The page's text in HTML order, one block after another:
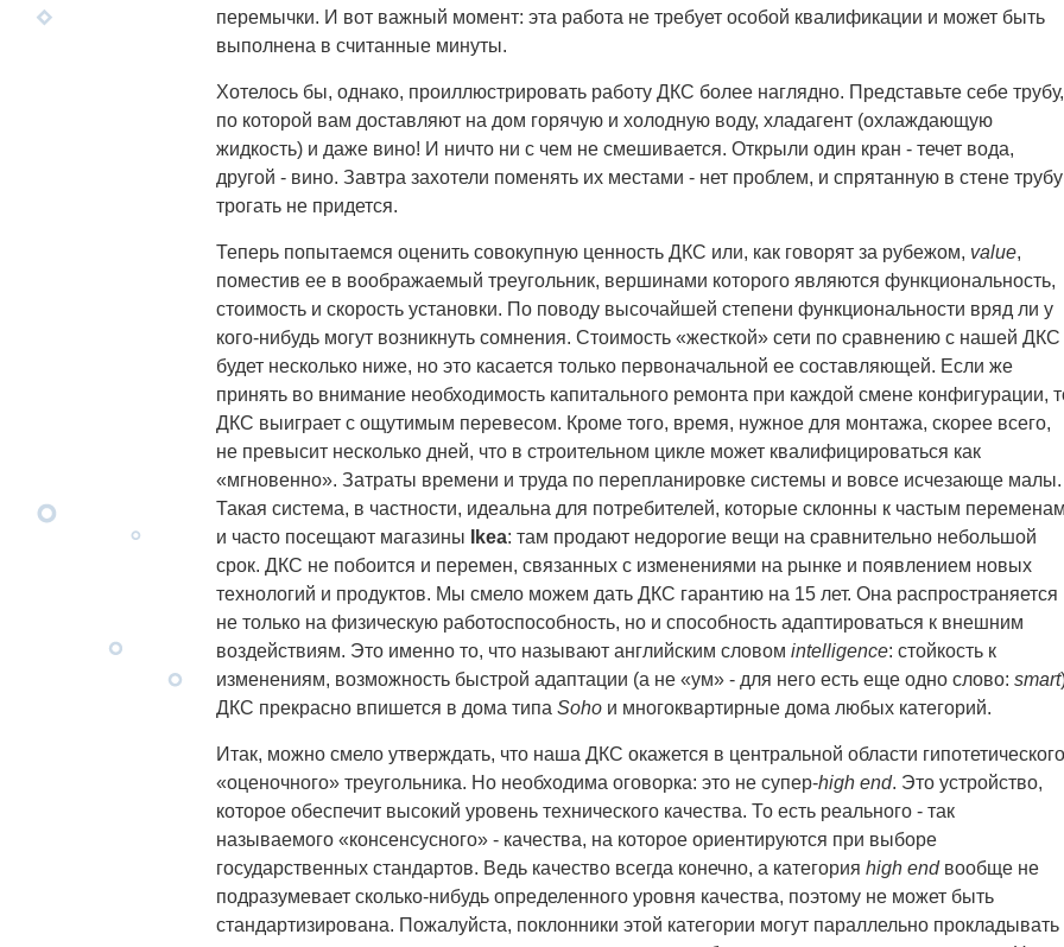
перемычки. И вот важный момент: эта работа не требует особой квалификации и может быть
выполнена в считанные минуты.
Хотелось бы, однако, проиллюстрировать работу ДКС более наглядно. Представьте себе трубу,
по которой вам доставляют на дом горячую и холодную воду, хладагент (охлаждающую
жидкость) и даже вино! И ничто ни с чем не смешивается. Открыли один кран - течет вода,
другой - вино. Завтра захотели поменять их местами - нет проблем, и спрятанную в стене трубу
трогать не придется.
Теперь попытаемся оценить совокупную ценность ДКС или, как говорят за рубежом, value,
поместив ее в воображаемый треугольник, вершинами которого являются функциональность,
стоимость и скорость установки. По поводу высочайшей степени функциональности вряд ли у
кого-нибудь могут возникнуть сомнения. Стоимость «жесткой» сети по сравнению с нашей ДКС
будет несколько ниже, но это касается только первоначальной ее составляющей. Если же
принять во внимание необходимость капитального ремонта при каждой смене конфигурации,
ДКС выиграет с ощутимым перевесом. Кроме того, время, нужное для монтажа, скорее всего,
не превысит несколько дней, что в строительном цикле может квалифицироваться как
«мгновенно». Затраты времени и труда по перепланировке системы и вовсе исчезающе малы.
Такая система, в частности, идеальна для потребителей, которые склонны к частым
и часто посещают магазины
Ikea: там продают недорогие вещи на сравнительно небольшой
срок. ДКС не побоится и перемен, связанных с изменениями на рынке и появлением новых
технологий и продуктов. Мы смело можем дать ДКС гарантию на 15 лет. Она распространяется
не только на физическую работоспособность, но и способность адаптироваться к внешним
воздействиям. Это именно то, что называют английским словом intelligence: стойкость к
изменениям, возможность быстрой адаптации (а не «ум» - для него есть еще одно слово: smart
ДКС прекрасно впишется в дома типа Soho и многоквартирные дома любых категорий.
Итак, можно смело утверждать, что наша ДКС окажется в центральной области гипотетического
«оценочного» треугольника. Но необходима оговорка: это не супер-high end. Это устройство,
которое обеспечит высокий уровень технического качества. То есть реального - так
называемого «консенсусного» - качества, на которое ориентируются при выборе
государственных стандартов. Ведь качество всегда конечно, а категория high endвообще не
подразумевает сколько-нибудь определенного уровня качества, поэтому не может быть
стандартизирована. Пожалуйста, поклонники этой категории могут параллельно прокладывать